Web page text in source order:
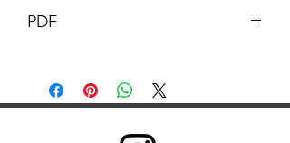
PDF
GB Pharmacy 2019 所有。保留所有权
利。